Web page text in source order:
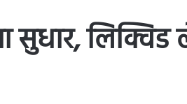
लिक्विड